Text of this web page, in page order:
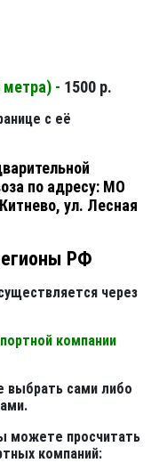
- 1500 р.
с её
по адресу: МО
ул. Лесная
РФ
через
компании
сами либо
можете просчитать
компаний: